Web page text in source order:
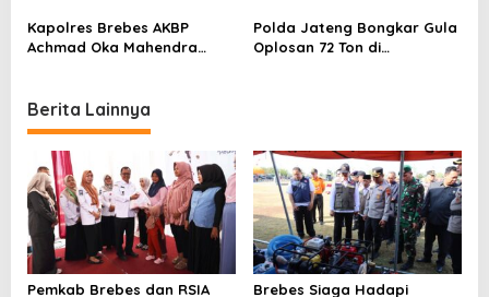
n
Sleman dan Boyolali
Kapolres Brebes AKBP
Achmad Oka Mahendra
Polda Jateng Bongkar Gula
Oplosan 72 Ton di
Berita Lainnya
Pemkab Brebes dan RSIA
Brebes Siaga Hadapi